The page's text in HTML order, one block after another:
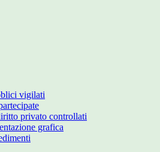
vigilati
privato controllati
grafica